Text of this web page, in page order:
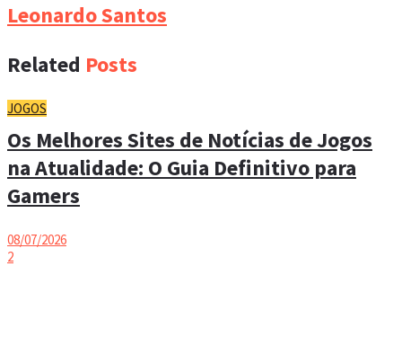
Leonardo Santos
Related Posts
JOGOS
Os Melhores Sites de Notícias de Jogos
na Atualidade: O Guia Definitivo para
Gamers
08/07/2026
2